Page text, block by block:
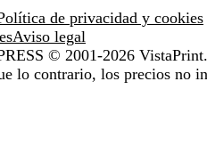
de privacidad y cookies
Aviso legal
© 2001-2026
lo contrario, los precios no